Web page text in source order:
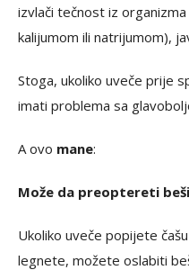
izvlači tečnost iz
kalijumom ili natrijumom),
Stoga, ukoliko uveče prije
imati problema sa
A ovo mane:
Može da preoptereti
Ukoliko uveče popijete
legnete, možete oslabiti